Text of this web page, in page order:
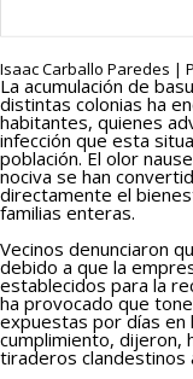
Isaac Carballo Paredes |
La acumulación de
distintas colonias ha
habitantes, quienes
infección que esta
población. El olor
nociva se han
directamente el
familias enteras.
Vecinos denunciaron
debido a que la
establecidos para la
ha provocado que
expuestas por días en
cumplimiento, dijeron,
tiraderos clandestinos